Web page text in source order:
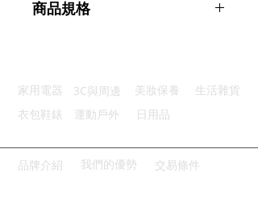
優質延伸：柔韌不易斷黏度剛剛好
商品規格
主要材質：水、瓜爾膠
商品尺寸：7*7*6cm
產地名稱：中國大陸
代理商：亞桓有限公司
家用電器 3C與周邊 美妝保養
生活雜貨
衣包鞋錶
運動戶外 日用品
品牌介紹 我們的優勢 交易條件